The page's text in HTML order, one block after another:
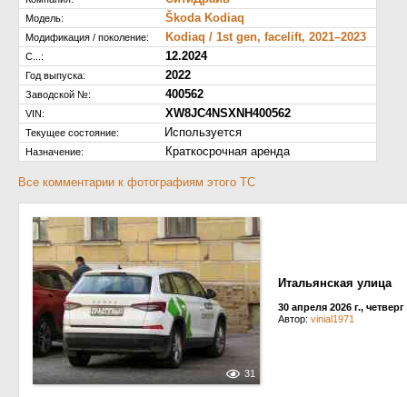
Модель: Škoda Kodiaq
Модификация / поколение: Kodiaq / 1st gen, facelift, 2021–2023
С...: 12.2024
Год выпуска: 2022
Заводской №: 400562
VIN: XW8JC4NSXNH400562
Текущее состояние: Используется
Назначение: Краткосрочная аренда
Все комментарии к фотографиям этого ТС
31
Итальянская улица
30 апреля 2026 г., четверг
Автор: vinial1971